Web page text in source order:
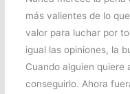
más valientes de lo
valor para luchar por
igual las opiniones, la
Cuando alguien quiere
conseguirlo. Ahora